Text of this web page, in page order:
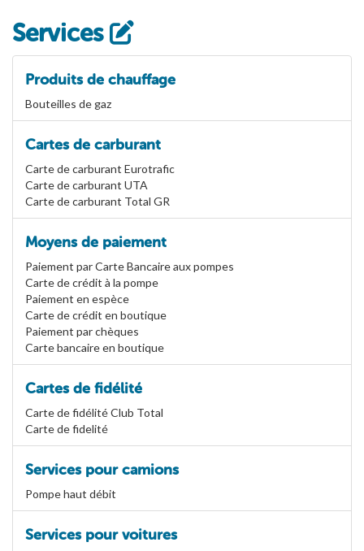
Services
Produits de chauffage
Bouteilles de gaz
Cartes de carburant
Carte de carburant Eurotrafic
Carte de carburant UTA
Carte de carburant Total GR
Moyens de paiement
Paiement par Carte Bancaire aux pompes
Carte de crédit à la pompe
Paiement en espèce
Carte de crédit en boutique
Paiement par chèques
Carte bancaire en boutique
Cartes de fidélité
Carte de fidélité Club Total
Carte de fidelité
Services pour camions
Pompe haut débit
Services pour voitures